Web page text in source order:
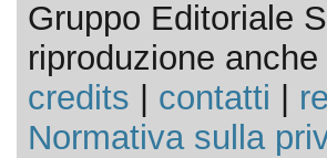
Gruppo Editoriale
riproduzione
credits
contatti
Normativa sulla